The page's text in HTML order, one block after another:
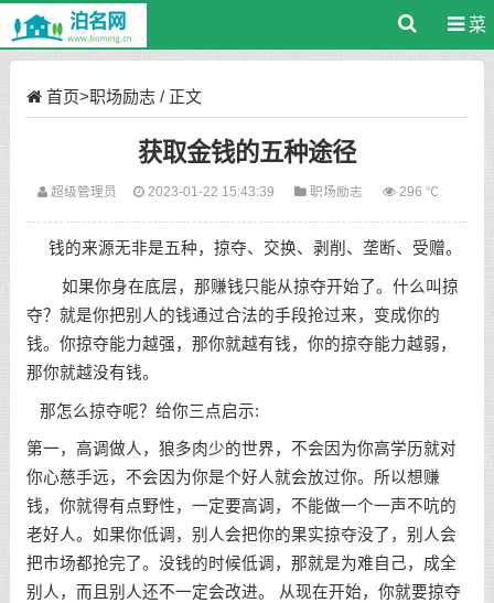
菜
首页>职场励志/ 正文
获取金钱的五种途径
超级管理员 2023-01-22 15:43:39 职场励志 296 ℃
钱的来源无非是五种，掠夺、交换、剥削、垄断、受赠。
如果你身在底层，那赚钱只能从掠夺开始了。什么叫掠
夺？就是你把别人的钱通过合法的手段抢过来，变成你的
钱。你掠夺能力越强，那你就越有钱，你的掠夺能力越弱，
那你就越没有钱。
那怎么掠夺呢？给你三点启示:
第一，高调做人，狼多肉少的世界，不会因为你高学历就对
你心慈手远，不会因为你是个好人就会放过你。所以想赚
钱，你就得有点野性，一定要高调，不能做一个一声不吭的
老好人。如果你低调，别人会把你的果实掠夺没了，别人会
把市场都抢完了。没钱的时候低调，那就是为难自己，成全
别人，而且别人还不一定会改进。 从现在开始，你就要掠夺